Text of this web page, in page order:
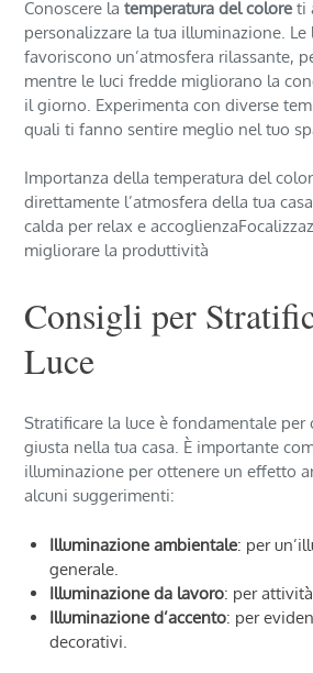
Conoscere latemperatura del colore ti
personalizzare la tua illuminazione. Le
favoriscono un’atmosfera rilassante,
mentre le luci fredde migliorano la
il giorno. Experimenta con diverse
quali ti fanno sentire meglio nel tuo
Importanza della temperatura del
direttamente l’atmosfera della tua
calda per relax e
migliorare la produttività
Consigli per
Luce
Stratificare la luce è fondamentale per
giusta nella tua casa. È importante
illuminazione per ottenere un effetto
alcuni suggerimenti:
Illuminazione ambientale: per
generale.
Illuminazione da lavoro: per
Illuminazione d’accento: per
decorativi.